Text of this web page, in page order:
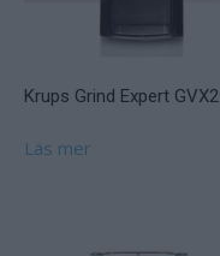
Krups Grind Expert GVX2
Läs mer